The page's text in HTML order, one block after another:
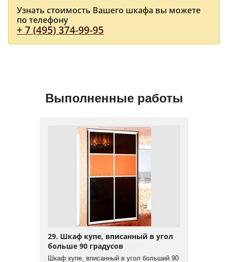
Узнать стоимость Вашего шкафа вы можете
по телефону
+ 7 (495) 374-99-95
Выполненные работы
29. Шкаф купе, вписанный в угол
больше 90 градусов
Шкаф купе, вписанный в угол больший 90